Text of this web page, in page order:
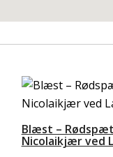
Blæst –
Nicolaikjær ved